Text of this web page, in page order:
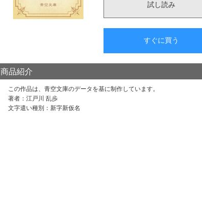
試し読み
すぐに買う
商品紹介
この作品は、青空文庫のデータを基に制作しています。
著者：江戸川 乱歩
文字遣い種別：新字新仮名